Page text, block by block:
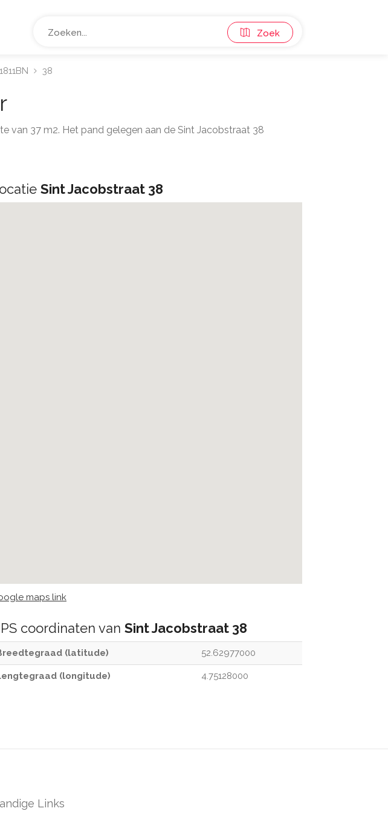
Zoek
1811BN 38
van 37 m2. Het pand gelegen aan de Sint Jacobstraat 38
Sint Jacobstraat 38
maps link
coordinaten van Sint Jacobstraat 38
(latitude) 52.62977000
(longitude) 4.75128000
Links